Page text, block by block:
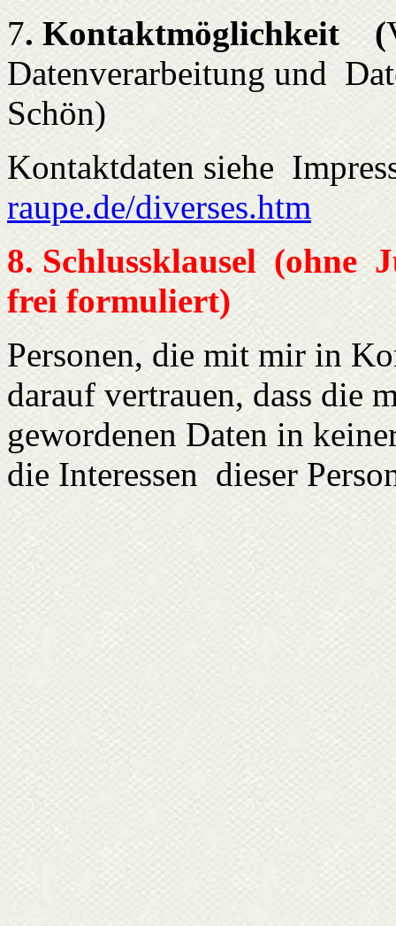
7. Kontaktmöglichkeit (
Datenverarbeitung und
Schön)
Kontaktdaten siehe
raupe.de/diverses.htm
8. Schlussklausel (ohne
frei formuliert)
Personen, die mit mir in
darauf vertrauen, dass die
gewordenen Daten in
die Interessen dieser